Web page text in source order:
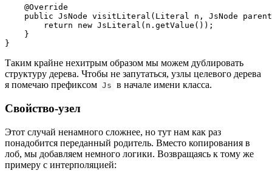
    @Override
public JsNode visitLiteral(Literal n, JsNode
        return new JsLiteral(n.getValue());
    }
}
Таким крайне нехитрым образом мы можем дублировать
структуру дерева. Чтобы не запутаться, узлы целевого дерева
я помечаю префиксом Js в начале имени класса.
Свойство-узел
Этот случай ненамного сложнее, но тут нам как раз
понадобится переданный родитель. Вместо копирования в
лоб, мы добавляем немного логики. Возвращаясь к тому же
примеру с интерполяцией: